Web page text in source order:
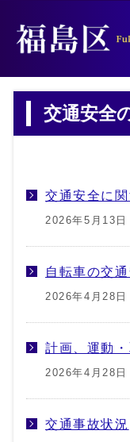
交通安全
交通安全に
2026年5月13日
自転車の交
2026年4月28日
計画、運動
2026年4月28日
交通事故状況